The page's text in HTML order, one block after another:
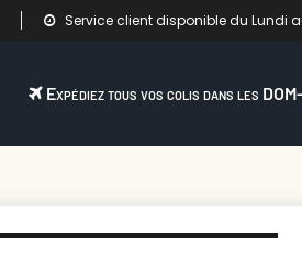
Service client disponible du Lundi
Expédiez tous vos colis dans les